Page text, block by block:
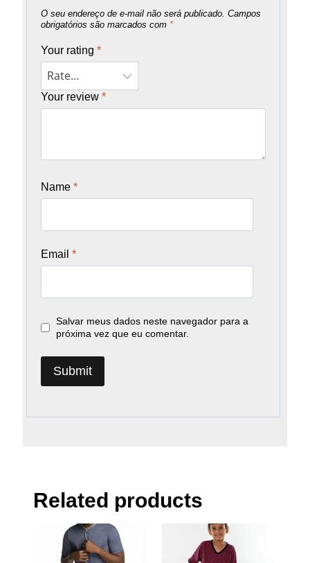
O seu endereço de e-mail não será publicado. Campos
obrigatórios são marcados com *
Your rating *
Your review *
Name *
Email *
Salvar meus dados neste navegador para a
próxima vez que eu comentar.
Related products